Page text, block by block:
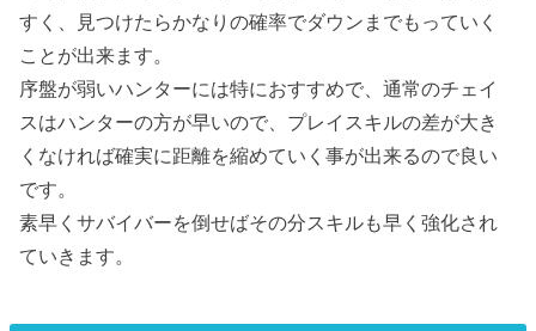
すく、見つけたらかなりの確率でダウンまでもっていく
ことが出来ます。
序盤が弱いハンターには特におすすめで、通常のチェイ
スはハンターの方が早いので、プレイスキルの差が大き
くなければ確実に距離を縮めていく事が出来るので良い
です。
素早くサバイバーを倒せばその分スキルも早く強化され
ていきます。